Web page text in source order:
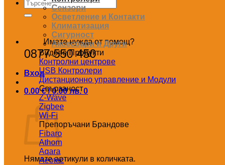
Търсене
за:
Имате нужда от помощ?
0877 550 450
Вход
0.00€/ 0.00 лв.0
Количка
Нямате артикули в количката.
Сензори
Осветление и Контакти
Климатизация
Сигурност
Аксесоари и Други
Видове Продукти
Контролни центрове
USB Контролери
Дистанционно управление и Модули
Свързаност
Z-Wave
Zigbee
Wi-Fi
Препоръчани Брандове
Fibaro
Athom
Aqara
Aeotec